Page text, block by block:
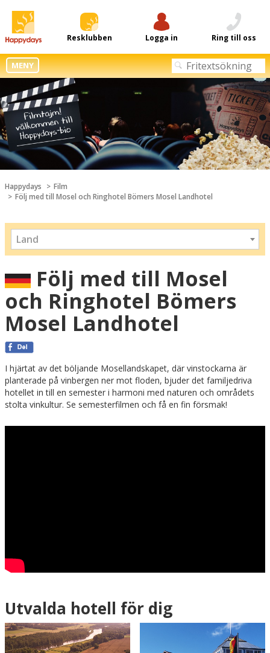
Resklubben Logga in Ring till oss
MENY
Happydays
Film
Följ med till Mosel och Ringhotel Bömers Mosel Landhotel
Land
Följ med till Mosel
och Ringhotel Bömers
Mosel Landhotel
I hjärtat av det böljande Mosellandskapet, där vinstockarna är
planterade på vinbergen ner mot floden, bjuder det familjedriva
hotellet in till en semester i harmoni med naturen och områdets
stolta vinkultur. Se semesterfilmen och få en fin försmak!
Utvalda hotell för dig